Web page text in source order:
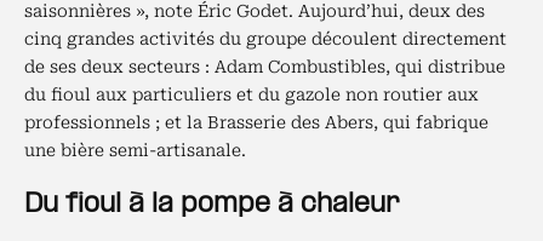
saisonnières », note Éric Godet. Aujourd’hui, deux des
cinq grandes activités du groupe découlent directement
de ses deux secteurs : Adam Combustibles, qui distribue
du fioul aux particuliers et du gazole non routier aux
professionnels ; et la Brasserie des Abers, qui fabrique
une bière semi-artisanale.
Du fioul à la pompe à chaleur